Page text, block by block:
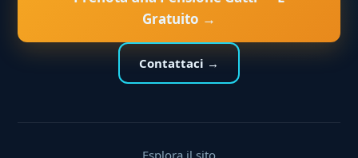
Gratuito →
Contattaci →
Esplora il sito